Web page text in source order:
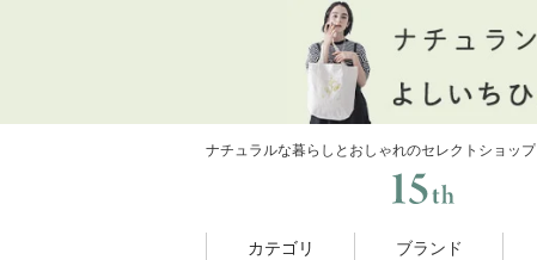
ナチュラルな暮らしとおしゃれのセレクトショップ
カテゴリ ブランド